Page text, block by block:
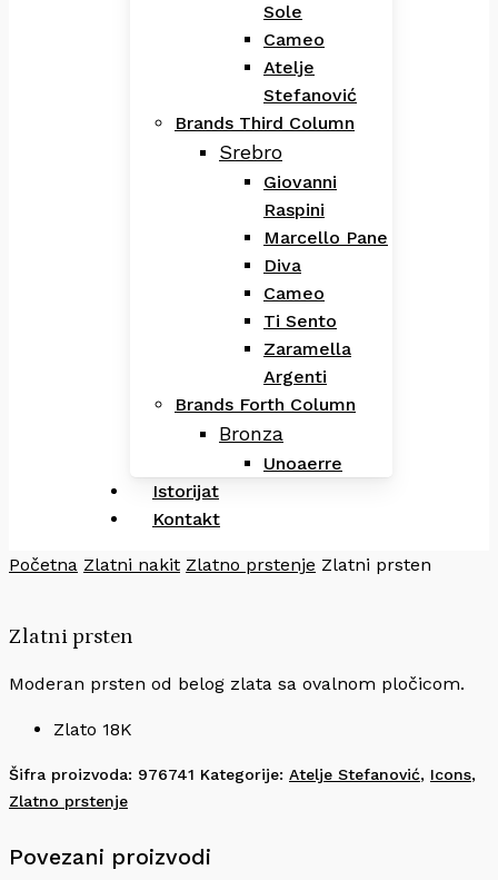
Sole
Cameo
Atelje
Stefanović
Brands Third Column
Srebro
Giovanni
Raspini
Marcello Pane
Diva
Cameo
Ti Sento
Zaramella
Argenti
Brands Forth Column
Bronza
Unoaerre
Istorijat
Kontakt
Početna Zlatni nakit Zlatno prstenje Zlatni prsten
Zlatni prsten
Moderan prsten od belog zlata sa ovalnom pločicom.
Zlato 18K
Šifra proizvoda: 976741 Kategorije: Atelje Stefanović, Icons,
Zlatno prstenje
Povezani proizvodi